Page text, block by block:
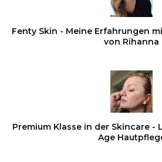
Fenty Skin - Meine Erfahrungen
von Rihanna
Premium Klasse in der Skincare -
Age